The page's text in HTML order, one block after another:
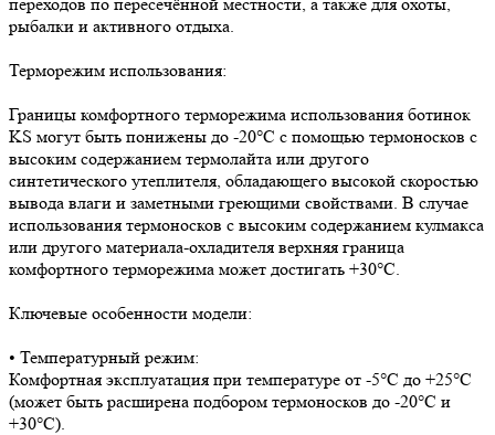
рыбалки и активного отдыха.
Терморежим использования:
Границы комфортного терморежима использования ботинок
KS могут быть понижены до -20°C с помощью термоносков с
высоким содержанием термолайта или другого
синтетического утеплителя, обладающего высокой скоростью
вывода влаги и заметными греющими свойствами. В случае
использования термоносков с высоким содержанием кулмакса
или другого материала-охладителя верхняя граница
комфортного терморежима может достигать +30°C.
Ключевые особенности модели:
• Температурный режим:
Комфортная эксплуатация при температуре от -5°C до +25°C
(может быть расширена подбором термоносков до -20°C и
+30°C).